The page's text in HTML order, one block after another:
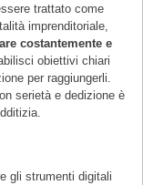
trattato come
imprenditoriale,
costantemente e
obiettivi chiari
per raggiungerli.
serietà e dedizione è
gli strumenti digitali